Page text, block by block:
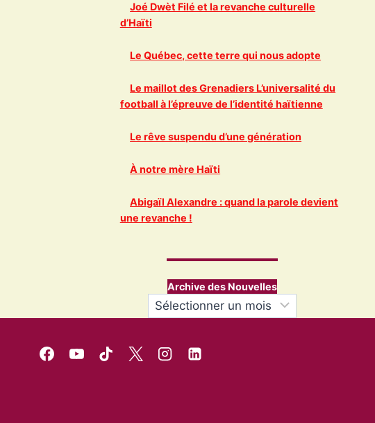
Joé Dwèt Filé et la revanche culturelle
d’Haïti
Le Québec, cette terre qui nous adopte
Le maillot des Grenadiers L’universalité du
football à l’épreuve de l’identité haïtienne
Le rêve suspendu d’une génération
À notre mère Haïti
Abigaïl Alexandre : quand la parole devient
une revanche !
Archive des Nouvelles
Archives